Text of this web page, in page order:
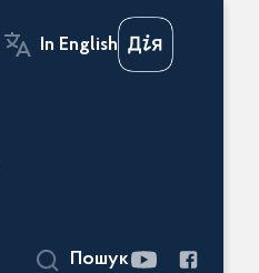
In English
Пошук